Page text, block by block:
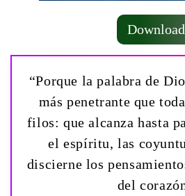
Download
“Porque la palabra de
más penetrante que
filos: que alcanza hasta
el espíritu, las
discierne los
del